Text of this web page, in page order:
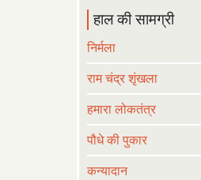
हाल की सामग्री
निर्मला
राम चंद्र शृंखला
हमारा लोकतंत्र
पौधे की पुकार
कन्यादान